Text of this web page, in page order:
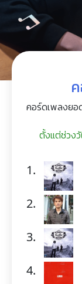
คอร์ดเพลงยอ
ตั้งแต่ช่วง
1.
2.
3.
4.